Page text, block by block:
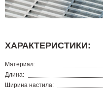
ХАРАКТЕРИСТИКИ:
Материал:
Длина:
Ширина настила: